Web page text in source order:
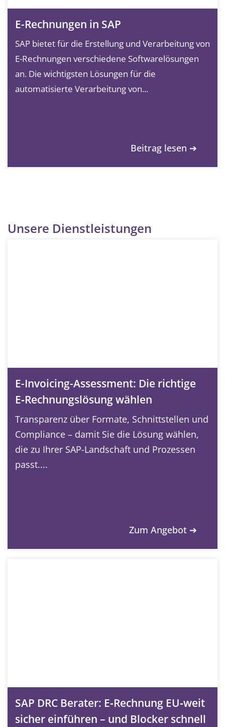
E-Rechnungen in SAP
SAP bietet für die Erstellung und Verarbeitung von
E-Rechnungen verschiedene Softwarelösungen
an. Die wichtigsten Lösungen für die
automatisierte Verarbeitung von...
Beitrag lesen ➔
Unsere Dienstleistungen
E-Invoicing-Assessment: Die richtige
E‑Rechnungslösung wählen
Transparenz über Formate, Schnittstellen und
Compliance – damit Sie die Lösung wählen,
die zu Ihrer SAP-Landschaft und Prozessen
passt....
Zum Angebot ➔
SAP DRC Berater: E‑Rechnung EU‑weit
sicher einführen – und Blocker schnell